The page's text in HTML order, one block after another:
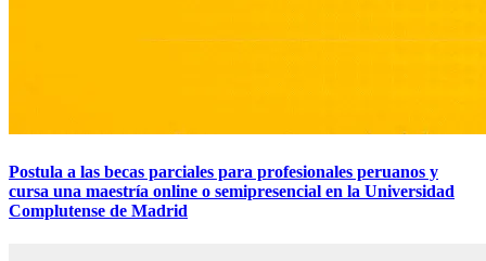
Postula a las becas parciales para profesionales peruanos y
cursa una maestría online o semipresencial en la Universidad
Complutense de Madrid